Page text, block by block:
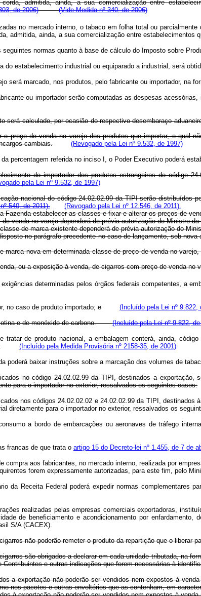
admitida, ainda, a sua comercialização entre
de 2006) (Vide Medida nº 340, de 2006)
no mercado interno, o tabaco em folha total ou
admitida, ainda, a sua comercialização entre estabelecimentos
seguintes normas quanto à base de cálculo do Imposto sobre
do estabelecimento industrial ou equiparado a industrial, será
será marcado, nos produtos, pelo fabricante ou importador, na
ou importador serão computadas as despesas
será calculado, por ocasião do respectivo desembaraço
o preço de venda no varejo dos produtos que importar, o qual
cambiais.
(Revogado pela Lei nº 9.532, de 1997)
percentagem referida no inciso I, o Poder Executivo poderá
do importador dos produtos estrangeiros do código
pela Lei nº 9.532, de 1997)
nacional do código 24.02.02.99 da TIPI serão distribuídos
540, de 2011).
(Revogado pela Lei nº 12.546, de 2011).
Fazenda estabelecer as classes e fixar e alterar os preços de
de venda no varejo dependerá de prévia autorização do Ministro
de marca existente dependerá de prévia autorização do
no parágrafo precedente no caso de lançamento, sob
marca nova em determinada classe de preço de venda no
ou a exposição à venda, de cigarros com preço de venda
determinadas pelos órgãos federais competentes, a
no caso de produto importado; e (Incluído pela Lei nº 9.822,
e de monóxido de carbono.(Incluído pela Lei nº 9.822,
tratar de produto nacional, a embalagem conterá, ainda,
(Incluído pela Medida Provisória nº 2158-35, de 2001)
poderá baixar instruções sobre a marcação dos volumes de
no código 24.02.02.99 da TIPI, destinados a
para o importador no exterior, ressalvados os seguintes casos:
nos códigos 24.02.02.02 e 24.02.02.99 da TIPI,
diretamente para o importador no exterior, ressalvados os
a bordo de embarcações ou aeronaves de tráfego
francas de que trata o artigo 15 do Decreto-lei nº 1.455, de 7 de
compra aos fabricantes, no mercado interno, realizada por
forem expressamente autorizadas, para este fim,
da Receita Federal poderá expedir normas complementares
realizadas pelas empresas comerciais exportadoras,
de beneficiamento e acondicionamento por
S/A (CACEX).
não poderão remeter o produto da repartição que o liberar
são obrigados a declarar em cada unidade tributada, na
Contribuintes e outras indicações que forem necessárias à
a exportação não poderão ser vendidos nem expostos à
nos pacotes e outras envoltórios que as contenham, em